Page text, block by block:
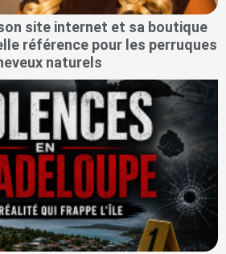
site internet et sa boutique
référence pour les perruques
naturels